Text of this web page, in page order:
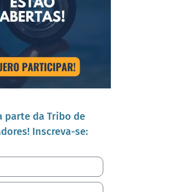
parte da Tribo de
Inscreva-se: